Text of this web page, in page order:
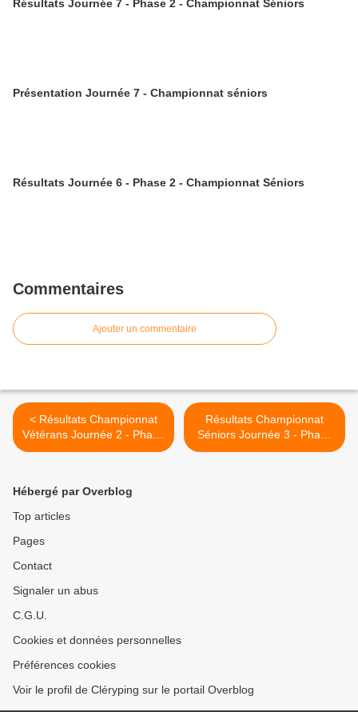
Résultats Journée 7 - Phase 2 - Championnat Séniors
Présentation Journée 7 - Championnat séniors
Résultats Journée 6 - Phase 2 - Championnat Séniors
Commentaires
Ajouter un commentaire
< Résultats Championnat
Vétérans Journée 2 - Phase
2
Résultats Championnat
Séniors Journée 3 - Phase
2 >
Hébergé par Overblog
Top articles
Pages
Contact
Signaler un abus
C.G.U.
Cookies et données personnelles
Préférences cookies
Voir le profil de Cléryping sur le portail Overblog